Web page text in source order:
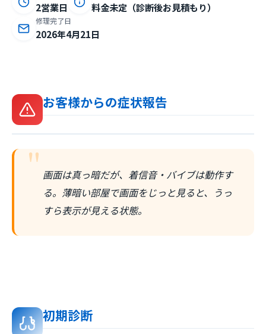
2営業日 料金未定（診断後お見積もり）
修理完了日
2026年4月21日
お客様からの症状報告
" 画面は真っ暗だが、着信音・バイブは動作す
る。薄暗い部屋で画面をじっと見ると、うっ
すら表示が見える状態。
初期診断